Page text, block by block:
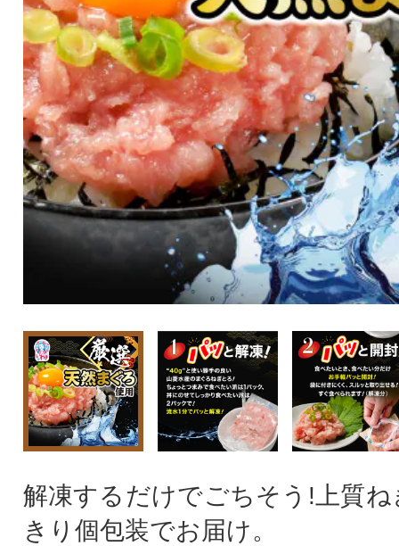
解凍するだけでごちそう!上質
きり個包装でお届け。